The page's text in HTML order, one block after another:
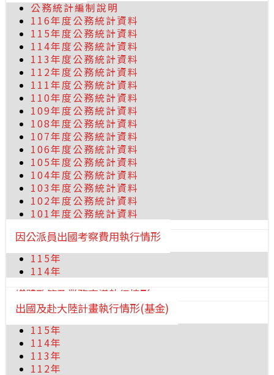
公務統計編制說明
116年度公務統計資料
115年度公務統計資料
114年度公務統計資料
113年度公務統計資料
112年度公務統計資料
111年度公務統計資料
110年度公務統計資料
109年度公務統計資料
108年度公務統計資料
107年度公務統計資料
106年度公務統計資料
105年度公務統計資料
104年度公務統計資料
103年度公務統計資料
102年度公務統計資料
101年度公務統計資料
因公派員出國考察費用執行情形
115年
114年
媒體政策及業務宣導執行情形
出國及赴大陸計畫執行情形(基金)
115年
114年
113年
112年